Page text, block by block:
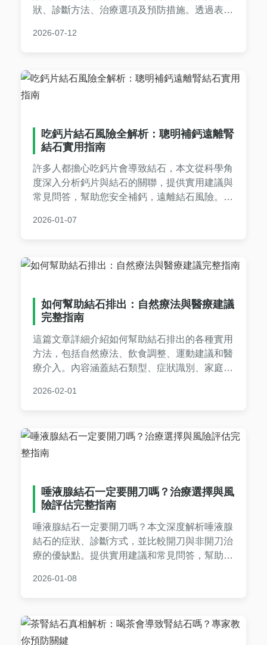
狀、診斷方法、治療選項及預防措施。透過表格
所有疑問。
2026-07-12
吃鈣片結石風險全解析：聰明補鈣遠離腎
結石實用指南
許多人都擔心吃鈣片會導致結石，本文從科學角
度深入分析鈣片與結石的關聯，提供實用建議與
常見問答，幫助您安全補鈣，遠離結石風險。內
見迷思。
2026-01-07
如何幫助結石排出：自然療法與醫療建議
完整指南
這篇文章詳細介紹如何幫助結石排出的各種實用
方法，包括自然療法、飲食調整、運動建議和醫
療介入。內容涵蓋結石類型、症狀識別、家庭處
有效緩解不適並促進結石排出。適合有結石問題
2026-02-01
唾液腺結石一定要開刀嗎？治療選擇與風
險評估完整指南
唾液腺結石一定要開刀嗎？本文深度解析唾液腺
結石的症狀、診斷方式，並比較開刀與非開刀治
療的優缺點。提供實用建議和常見問答，幫助您
須開刀，何時可選擇保守治療。
2026-01-08